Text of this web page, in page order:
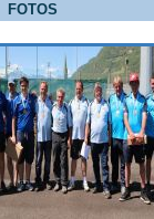
FOTOS